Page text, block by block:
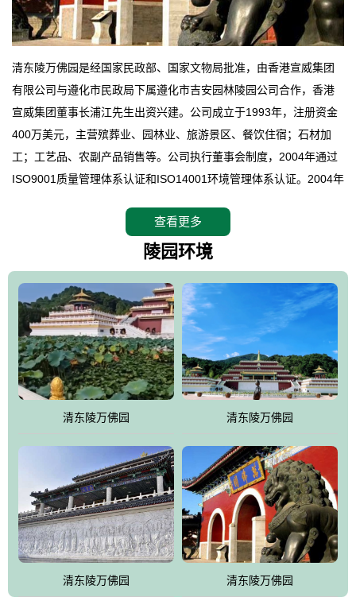
清东陵万佛园是经国家民政部、国家文物局批准，由香港宣威集团
有限公司与遵化市民政局下属遵化市吉安园林陵园公司合作，香港
宣威集团董事长浦江先生出资兴建。公司成立于1993年，注册资金
400万美元，主营殡葬业、园林业、旅游景区、餐饮住宿；石材加
工；工艺品、农副产品销售等。公司执行董事会制度，2004年通过
ISO9001质量管理体系认证和ISO14001环境管理体系认证。2004年
拥有4A级旅游区头衔的花园式陵园，园内建有四星级酒店一座。
万佛园位于遵化市境内，座落在世界文化遗产清东陵地形墙内，地
形绝佳，地理位置优越，交通便利。公司以“建设全国顶级人生后花
园、打造佛教精品旅游圣地”为目标，以海外归侨、国内外知名人士
的墓地安葬、祭祀吊亡并结合旅游参观构成其主要使用功能；以苍
郁绚丽、优雅宜人的园林景观构成其外部形象。通过墓园建设与造
园手法相结合的默契操作，建成一处特色鲜明、服务周全、环境优
美、民族风格突出，与周边文物古迹交相呼应的极具吸引力的花园
式园林。
万佛园工程一期占地448亩，目前完成投资近12亿元人民币，园区采
用全仿古式建筑，寻求与世界文化遗产地清东陵的和谐统一，在园
区建设中寻求陵园建设与景区建设的有机融合，充分发挥独一无二
的地形优势，打造现代艺术园林，建设旅游景观、寺庙、酒店等综
合服务设施，服务于陵园经营，使企业的多元化经营项目相互依
托、相互促进，园区绿化覆盖率达90%。
设计建造各种墓地墓位3万个；主体建筑金宝塔，墓位容量8万个，
能适应不同消费阶层的需求，为客户提供墓碑设计制作服务、特色
查看更多
陵园环境
清东陵万佛园 清东陵万佛园
清东陵万佛园 清东陵万佛园